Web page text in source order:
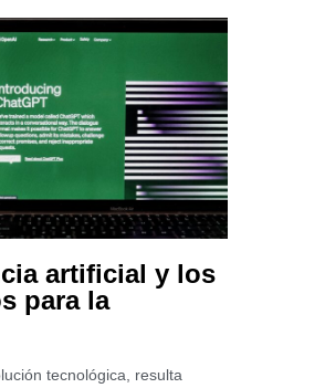
artificial y los
para la
tecnológica, resulta